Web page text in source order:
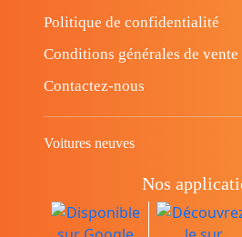
Politique de confidentialité
Conditions générales de vente
Contactez-nous
Voitures neuves
Nos